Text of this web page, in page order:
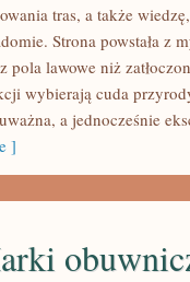
tras, a także
Strona powstała z
pola lawowe niż
wybierają cuda
a jednocześnie
]